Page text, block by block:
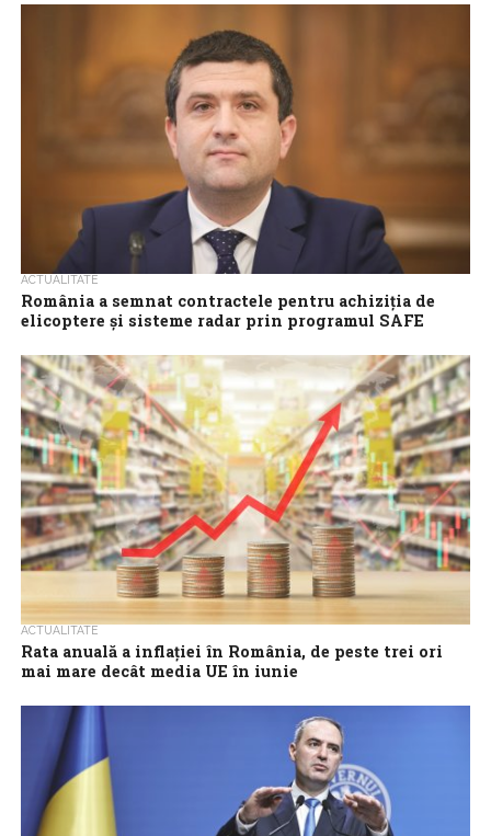
primarii și viceprimarii care implementează proiecte finanțate din
fonduri europene a crescut de la...
ACTUALITATE
România a semnat contractele pentru achiziția de
elicoptere și sisteme radar prin programul SAFE
fost semnate două contracte de achiziție prin programul SAFE,
care presupun...
ACTUALITATE
Rata anuală a inflației în România, de peste trei ori
mai mare decât media UE în iunie
2,9%, în luna iunie, de la un nivel de 3,3%...